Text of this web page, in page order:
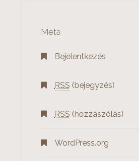
Meta
Bejelentkezés
RSS (bejegyzés)
RSS (hozzászólás)
WordPress.org